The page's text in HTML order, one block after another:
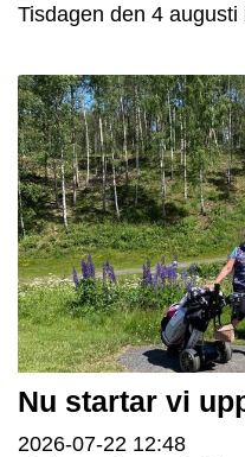
Tisdagen den 4
Nu startar vi
2026-07-22 12:48